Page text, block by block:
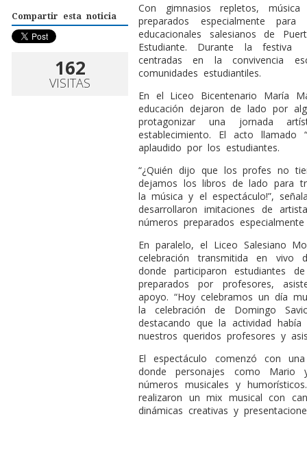
Compartir esta noticia
162
VISITAS
Con gimnasios repletos,
preparados especialmente
educacionales salesianos de
Estudiante. Durante la festiva
centradas en la convivencia
comunidades estudiantiles.
En el Liceo Bicentenario María
educación dejaron de lado por
protagonizar una jornada
establecimiento. El acto llamado
aplaudido por los estudiantes.
“¿Quién dijo que los profes no
dejamos los libros de lado para
la música y el espectáculo!”,
desarrollaron imitaciones de
números preparados
En paralelo, el Liceo Salesiano
celebración transmitida en vivo
donde participaron estudiantes
preparados por profesores,
apoyo. “Hoy celebramos un día
la celebración de Domingo
destacando que la actividad
nuestros queridos profesores y
El espectáculo comenzó con
donde personajes como
números musicales y
realizaron un mix musical con
dinámicas creativas y